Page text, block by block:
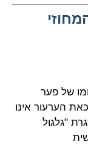
של פער
הערעור אינו
"גלגול